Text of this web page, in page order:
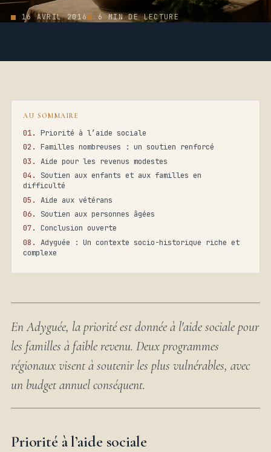
16 AVRIL 2016 6 MIN DE LECTURE
AU SOMMAIRE
Priorité à l’aide sociale
Familles nombreuses : un soutien renforcé
Aide pour les revenus modestes
Soutien aux enfants et aux familles en
difficulté
Aide aux vétérans
Soutien aux personnes âgées
Conclusion ouverte
Adyguée : Un contexte socio-historique riche et
complexe
En Adyguée, la priorité est donnée à l'aide sociale pour
les familles à faible revenu. Deux programmes
régionaux visent à soutenir les plus vulnérables, avec
un budget annuel conséquent.
Priorité à l’aide sociale